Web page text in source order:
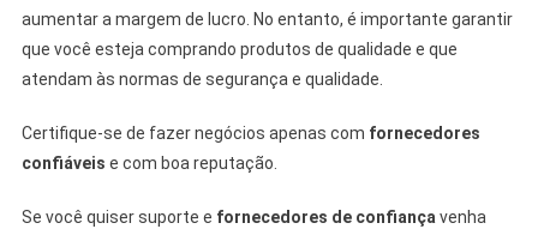
aumentar a margem de lucro. No entanto, é importante garantir
que você esteja comprando produtos de qualidade e que
atendam às normas de segurança e qualidade.
Certifique-se de fazer negócios apenas com fornecedores
confiáveis e com boa reputação.
Se você quiser suporte e fornecedores de confiança venha